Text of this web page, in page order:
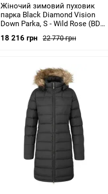
Жіночий зимовий пуховик
парка Black Diamond Vision
Down Parka, S - Wild Rose (BD
22 770 грн
18 216 грн